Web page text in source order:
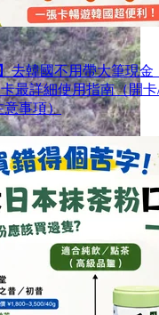
去韓國不用帶大筆現金
最詳細使用指南（開
意事項）